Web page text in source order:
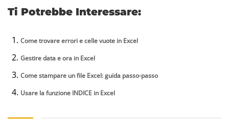
Ti Potrebbe Interessare:
Come trovare errori e celle vuote in Excel
Gestire data e ora in Excel
Come stampare un file Excel: guida passo-passo
Usare la funzione INDICE in Excel